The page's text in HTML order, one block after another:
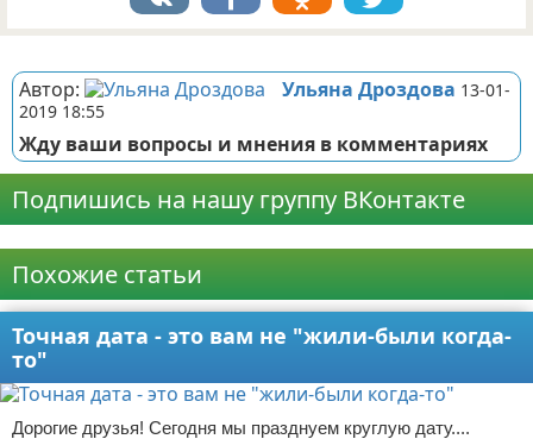
Автор: Ульяна Дроздова 13-01-
2019 18:55
Жду ваши вопросы и мнения в комментариях
Подпишись на нашу группу ВКонтакте
Похожие статьи
Точная дата - это вам не "жили-были когда-
то"
Дорогие друзья! Сегодня мы празднуем круглую дату....